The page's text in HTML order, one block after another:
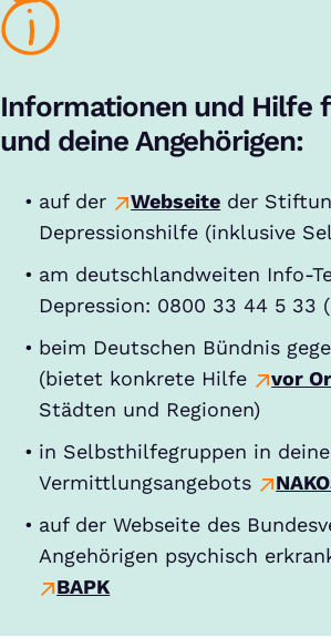
Informationen und Hilfe
und deine Angehörigen:
auf der Webseite der
Depressionshilfe (inklusive
am deutschlandweiten Info-
Depression: 0800 33 44 5 33
beim Deutschen Bündnis
(bietet konkrete Hilfe
vor
Städten und Regionen)
in Selbsthilfegruppen in
Vermittlungsangebots
auf der Webseite des
Angehörigen psychisch
BAPK